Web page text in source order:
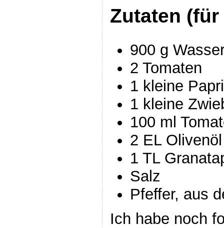
Zutaten
900 g
2 Tomaten
1 kleine
1 kleine
100 ml
2 EL Olivenöl
1 TL
Salz
Pfeffer, aus
Ich habe noch